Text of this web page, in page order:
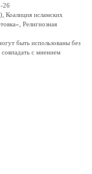
26
Коалиция исламских
Религиозная
быть использованы без
с мнением